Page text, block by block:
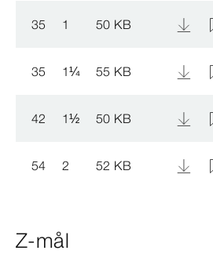
35 1 50 KB
35 1¼ 55 KB
42 1½ 50 KB
54 2 52 KB
Z-mål